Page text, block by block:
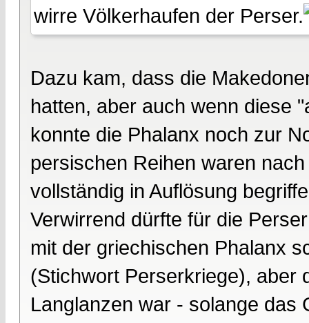
wirre Völkerhaufen der Perser.
Dazu kam, dass die
hatten, aber auch wenn diese
konnte die Phalanx noch zur
persischen Reihen waren
vollständig in Auflösung
Verwirrend dürfte für die
mit der griechischen Phalanx
(Stichwort Perserkriege), aber
Langlanzen war - solange das